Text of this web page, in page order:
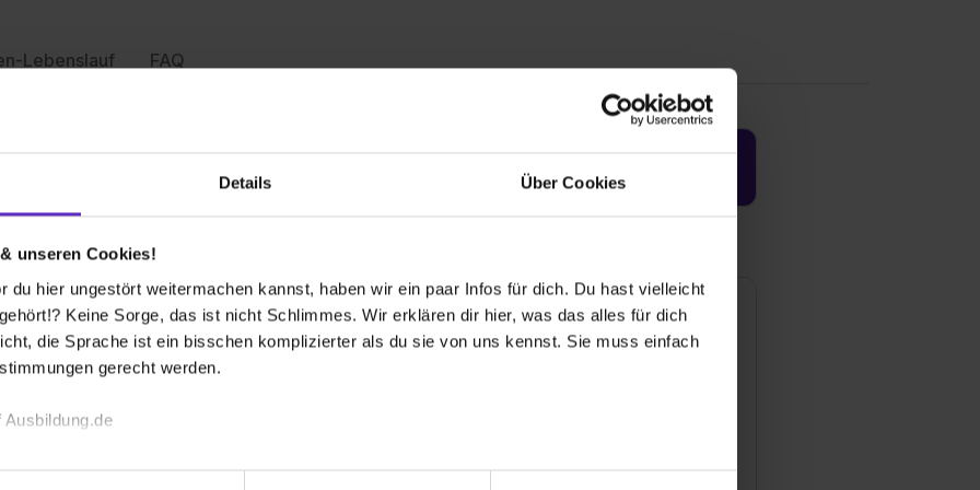
Details Über Cookies
unseren Cookies!
du hier ungestört weitermachen kannst, haben wir ein paar Infos für dich. Du hast vielleicht
Keine Sorge, das ist nicht Schlimmes. Wir erklären dir hier, was das alles für dich
die Sprache ist ein bisschen komplizierter als du sie von uns kennst. Sie muss einfach
gerecht werden.
Funktion unserer Webseite („Notwendig“), um von dir bei Benutzung der
Lebenslauf FAQ
Fire Protection Solutions
Wenderter Straße 12
der Building Solutions. Unsere Unternehmen
sowie Gebäudemanagement und
der
auf dem Gebiet der Löschanlagen.